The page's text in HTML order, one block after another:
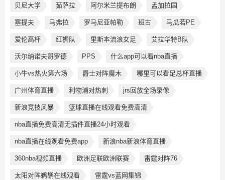
贝尼大学 茹萨拉 阿尔米兰提布朗 孟加拉国
塞提夫 马弗拉 罗马尼亚帕勒 班古 马瓜若PE
爱伦高杯 红狮队 里斯本流浪女足 艾拉华特B队
沃尔纳诺夫哥罗德 PPS 什么app可以看nba直播
小牛vs热火第六场 爵士对阵魔木 哪里可以看足总杯直播
广州体育直播 利物浦对热刺 jrs回放全场录像
新浪竞技风暴 篮球直播在线观看免费高清
nba直播免费高清无插件直播24小时观看
nba直播在线观看免费app 新浪nba新浪体育直播
360nba视频直播 欧洲足联欧洲联赛 雷霆对阵76
太阳对阵鹈鹕在线观看 雷霆vs蓝网集锦